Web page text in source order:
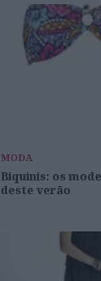
MODA
Biquinis: os
deste verão